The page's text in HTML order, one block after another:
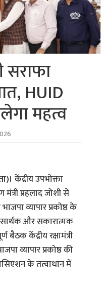
सराफा
HUID
महत्व
केंद्रीय उपभोक्ता
प्रहलाद जोशी से
व्यापार प्रकोष्ठ के
और सकारात्मक
केंद्रीय रक्षामंत्री
व्यापार प्रकोष्ठ की
के तत्वाधान में